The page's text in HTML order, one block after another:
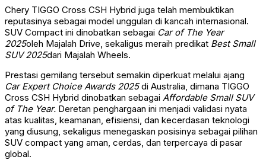
Chery TIGGO Cross CSH Hybrid juga telah membuktikan
reputasinya sebagai model unggulan di kancah internasional.
SUV Compact ini dinobatkan sebagai Car of The Year
2025oleh Majalah Drive, sekaligus meraih predikat Best Small
SUV 2025dari Majalah Wheels.
Prestasi gemilang tersebut semakin diperkuat melalui ajang
Car Expert Choice Awards 2025di Australia, dimana TIGGO
Cross CSH Hybrid dinobatkan sebagai Affordable Small SUV
of The Year. Deretan penghargaan ini menjadi validasi nyata
atas kualitas, keamanan, efisiensi, dan kecerdasan teknologi
yang diusung, sekaligus menegaskan posisinya sebagai pilihan
SUV compact yang aman, cerdas, dan terpercaya di pasar
global.